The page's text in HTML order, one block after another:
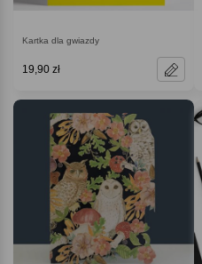
Kartka dla gwiazdy
19,90 zł